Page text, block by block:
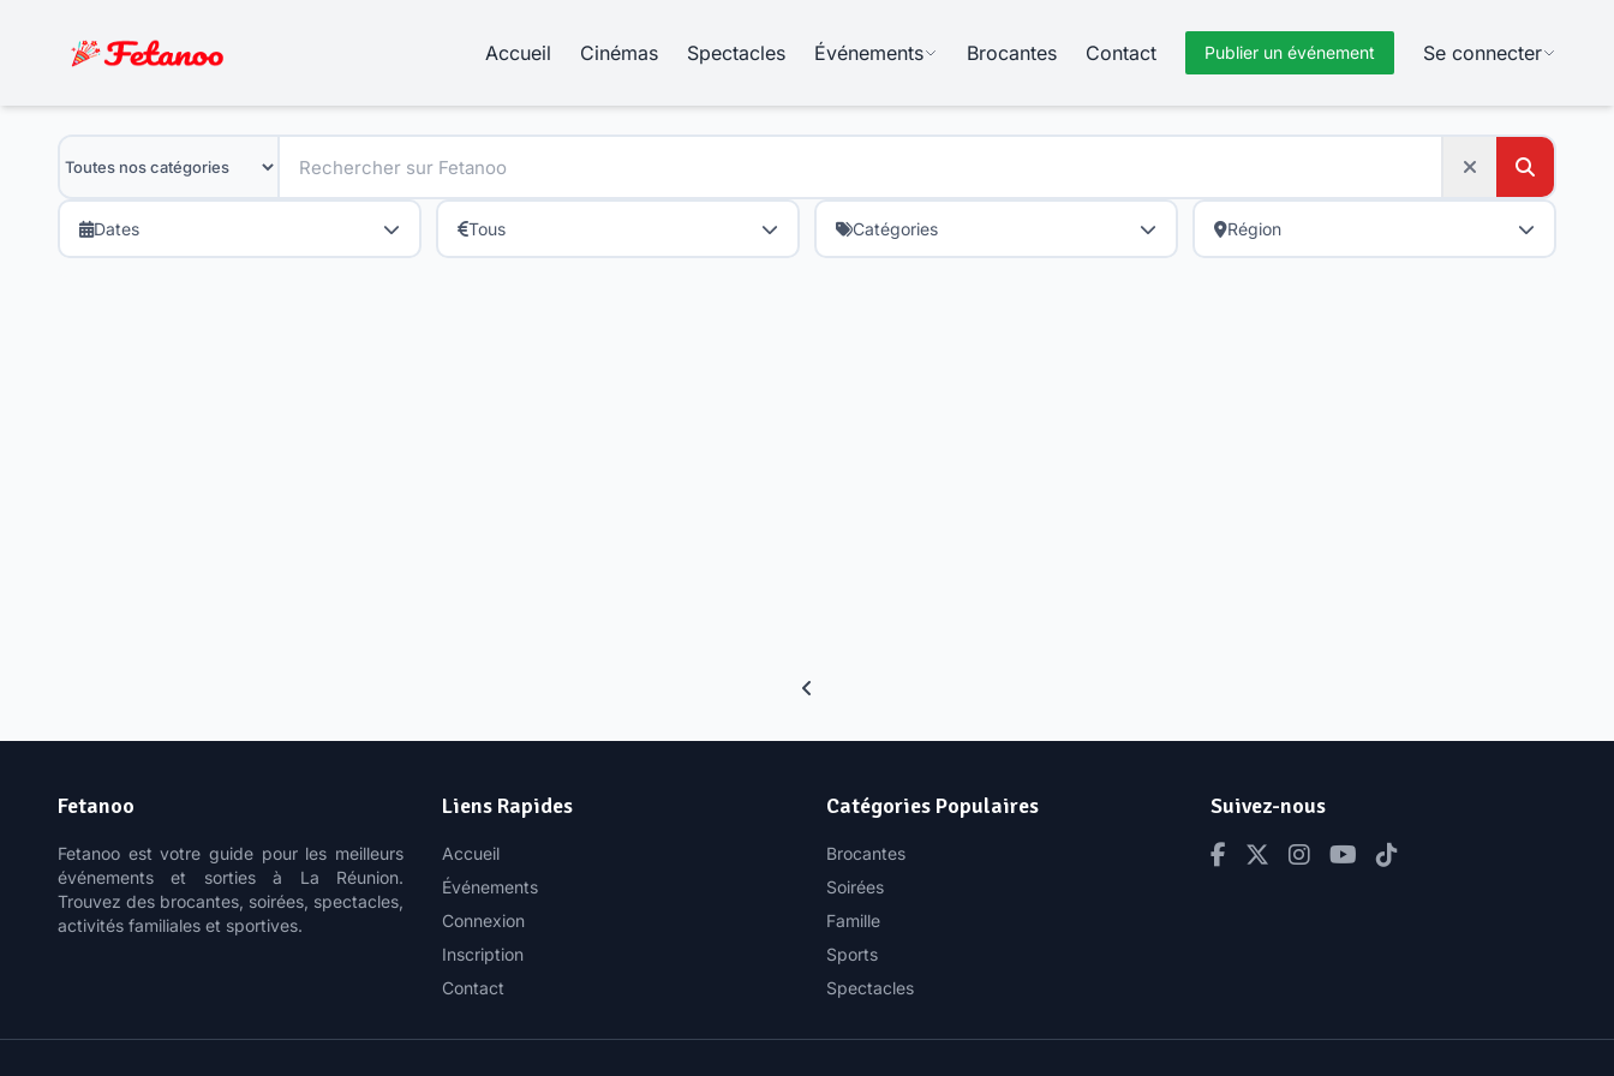
Accueil Cinémas Spectacles Événements Brocantes Contact Publier un événement Se connecter
Dates Tous Catégories Région
Fetanoo
Fetanoo est votre guide pour les meilleurs
événements et sorties à La Réunion.
Trouvez des brocantes, soirées, spectacles,
activités familiales et sportives.
Liens Rapides
Accueil
Événements
Connexion
Inscription
Contact
Catégories Populaires
Brocantes
Soirées
Famille
Sports
Spectacles
Suivez-nous